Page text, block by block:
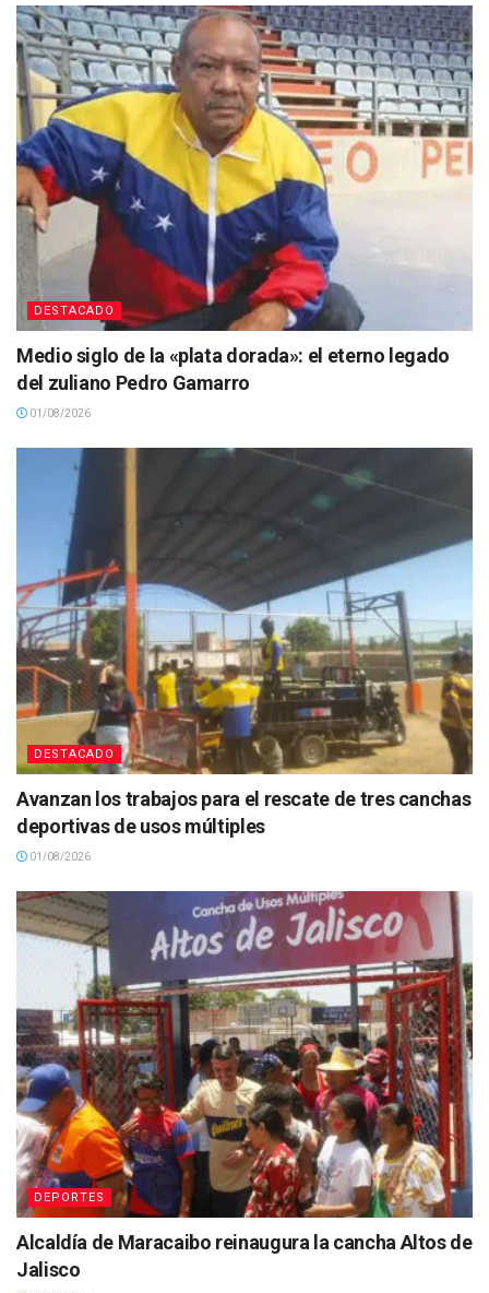
DESTACADO
Medio siglo de la «plata dorada»: el eterno legado
del zuliano Pedro Gamarro
01/08/2026
DESTACADO
Avanzan los trabajos para el rescate de tres canchas
deportivas de usos múltiples
01/08/2026
DEPORTES
Alcaldía de Maracaibo reinaugura la cancha Altos de
Jalisco